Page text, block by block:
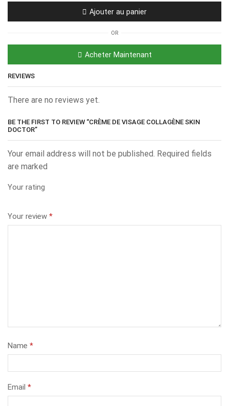
Ajouter au panier
OR
Acheter Maintenant
REVIEWS
There are no reviews yet.
BE THE FIRST TO REVIEW “CRÈME DE VISAGE COLLAGÈNE SKIN
DOCTOR”
Your email address will not be published. Required fields
are marked
Your rating
Your review *
Name *
Email *